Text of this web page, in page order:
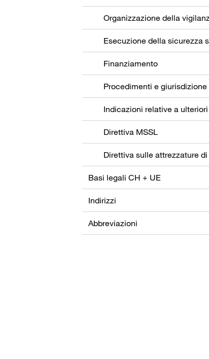
Organizzazione della
Esecuzione della sicurezza
Finanziamento
Procedimenti e giurisdizione
Indicazioni relative a
Direttiva MSSL
Direttiva sulle attrezzature
Basi legali CH + UE
Indirizzi
Abbreviazioni